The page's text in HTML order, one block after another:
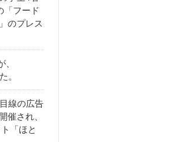
「フード
のプレス
。
線の広告
催され、
「ほと